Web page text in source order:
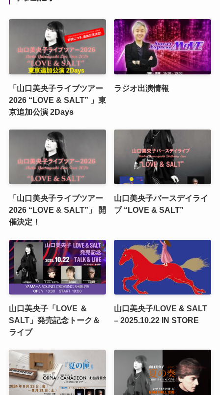
「山口美央子ライブツアー
2026 “LOVE & SALT” 」東
京追加公演 2Days
ラジオ出演情報
「山口美央子ライブツアー
2026 “LOVE & SALT”」 開
催決定！
山口美央子バースデイライ
ブ “LOVE & SALT”
山口美央子「LOVE ＆
SALT」発売記念トーク＆
ライブ
山口美央子/LOVE & SALT
– 2025.10.22 IN STORE